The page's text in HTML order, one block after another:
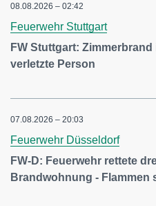
08.08.2026 – 02:42
Feuerwehr Stuttgart
FW Stuttgart:
verletzte Person
07.08.2026 – 20:03
Feuerwehr Düsseldorf
FW-D: Feuerwehr rettete
Brandwohnung -